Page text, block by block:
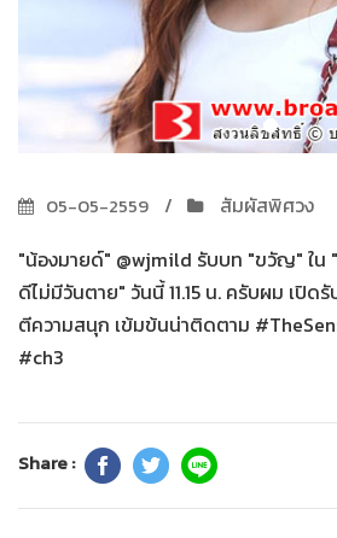
05-05-2559
สัมผัสพิศวง
"น้องมายด์" @wjmild รับบท "ขวัญ" ใ
ดีไม่มีวันตาย" วันนี้ 11.15 น. ครับผม เปิด
ตีความสนุก เข้มข้นน่าติดตาม
#ch3
Share :